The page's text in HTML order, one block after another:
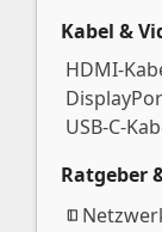
Kabel &
HDMI-
USB-C-
Ratgeber